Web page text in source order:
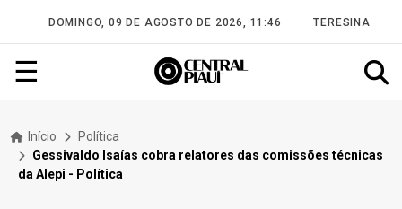
DOMINGO, 09 DE AGOSTO DE 2026, 11:46 TERESINA
☰
Início
Política
Gessivaldo Isaías cobra relatores das comissões técnicas
da Alepi - Política